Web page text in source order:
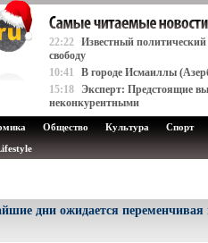
22:22 Известный
свободу
10:41
В городе Исмаиллы
15:18 Эксперт: Предстоящие
неконкурентными
Общество Культура
Спорт
дни ожидается переменчивая